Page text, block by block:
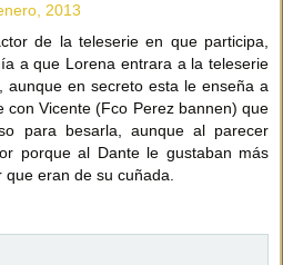
2013
de la teleserie en que participa,
a que Lorena entrara a la teleserie
aunque en secreto esta le enseña a
con Vicente (Fco Perez bannen) que
para besarla, aunque al parecer
porque al Dante le gustaban más
que eran de su cuñada.